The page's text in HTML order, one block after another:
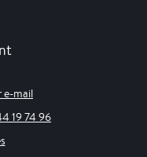
e-mail
19 74 96